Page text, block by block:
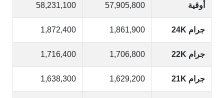
أوقية 57,905,800
58,231,100
جرام 24K 1,861,900
1,872,400
جرام 22K 1,706,800
1,716,400
جرام 21K 1,629,200
1,638,300